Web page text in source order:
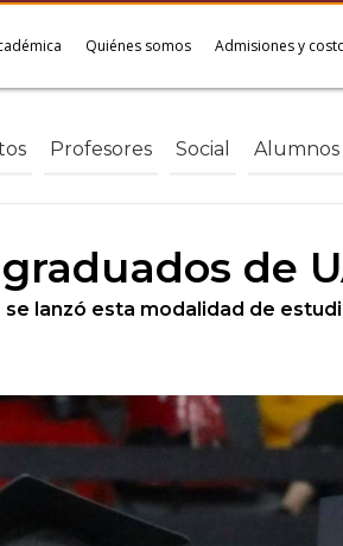
Quiénes somos Admisiones y
Profesores Social Alumnos
de
lanzó esta modalidad de